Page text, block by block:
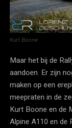
Kurt Boone
Maar het bij de
aandoen. Er zijn
maken op een
meepraten in de
Kurt Boone en de
Alpine A110 en de